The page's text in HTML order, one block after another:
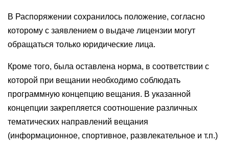
В Распоряжении сохранилось положение, согласно
которому с заявлением о выдаче лицензии могут
обращаться только юридические лица.
Кроме того, была оставлена норма, в соответствии с
которой при вещании необходимо соблюдать
программную концепцию вещания. В указанной
концепции закрепляется соотношение различных
тематических направлений вещания
(информационное, спортивное, развлекательное и т.п.)